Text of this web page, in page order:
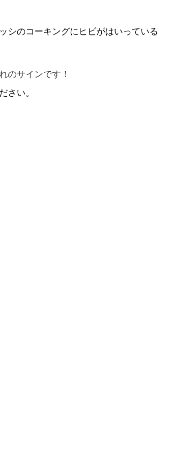
シのコーキングにヒビがはいっている
のサインです！
さい。